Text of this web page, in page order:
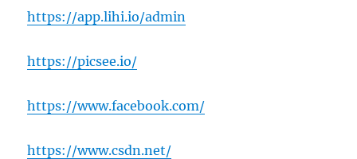
https://app.lihi.io/admin
https://picsee.io/
https://www.facebook.com/
https://www.csdn.net/